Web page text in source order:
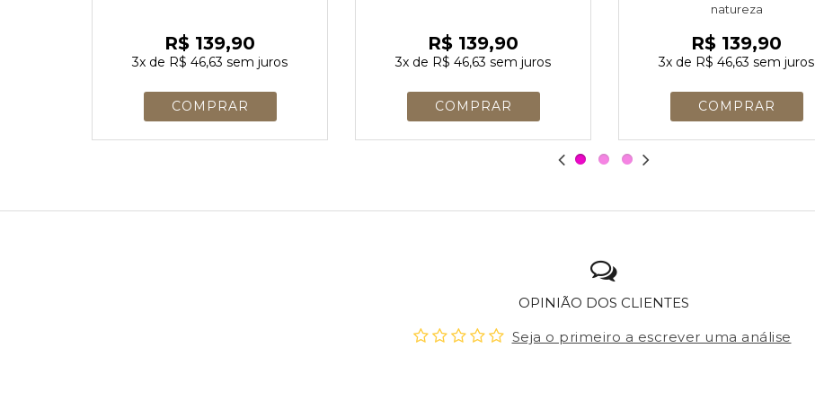
R$ 139,90
3x de R$ 46,63 sem juros
R$ 139,90
3x de R$ 46,63 sem juros
natureza
R$ 139,90
3x de R$ 46,63 sem juros
OPINIÃO DOS CLIENTES
Seja o primeiro a escrever uma análise